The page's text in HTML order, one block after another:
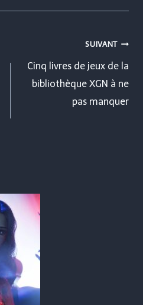
SUIVANT
Cinq livres de jeux de la
bibliothèque XGN à ne
pas manquer